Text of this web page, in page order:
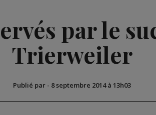
par le
Trierweiler
Publié par - 8 septembre 2014 à 13h03